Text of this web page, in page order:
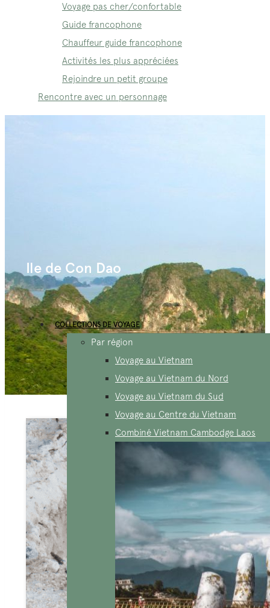
Voyage pas cher/confortable
Guide francophone
Chauffeur guide francophone
Activités les plus appréciées
Rejoindre un petit groupe
Rencontre avec un personnage
COLLECTIONS DE VOYAGE
Par région
Voyage au Vietnam
Voyage au Vietnam du Nord
Voyage au Vietnam du Sud
Voyage au Centre du Vietnam
Combiné Vietnam Cambodge Laos
Ile de Con Dao